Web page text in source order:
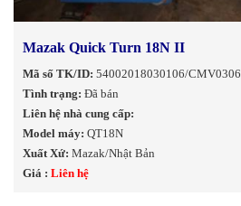
Mazak Quick Turn 18N II
Mã số TK/ID: 54002018030106/CMV0306
Tình trạng: Đã bán
Liên hệ nhà cung cấp:
Model máy: QT18N
Xuất Xứ: Mazak/Nhật Bản
Giá : Liên hệ